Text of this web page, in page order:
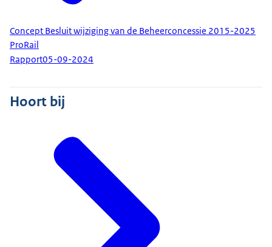
Concept Besluit wijziging van de Beheerconcessie 2015-2025
ProRail
Rapport05-09-2024
Hoort bij